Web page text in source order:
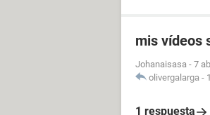
mis vídeos
Johanaisasa - 7
olivergalarga -
1 respuesta